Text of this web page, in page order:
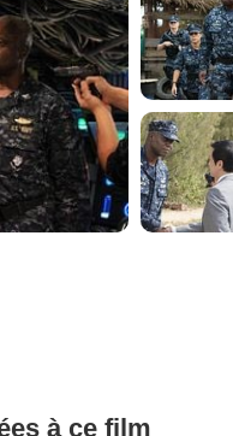
à ce film